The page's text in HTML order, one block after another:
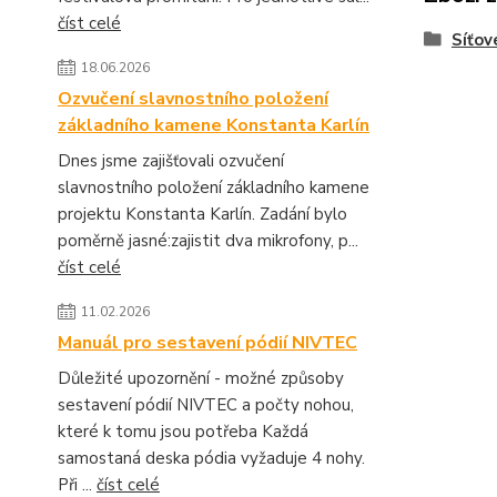
číst celé
18.06.2026
Ozvučení slavnostního položení
základního kamene Konstanta Karlín
Dnes jsme zajišťovali ozvučení
slavnostního položení základního kamene
projektu Konstanta Karlín. Zadání bylo
poměrně jasné:zajistit dva mikrofony, p...
číst celé
11.02.2026
Manuál pro sestavení pódií NIVTEC
Důležité upozornění - možné způsoby
sestavení pódií NIVTEC a počty nohou,
které k tomu jsou potřeba Každá
samostaná deska pódia vyžaduje 4 nohy.
Při ... číst celé